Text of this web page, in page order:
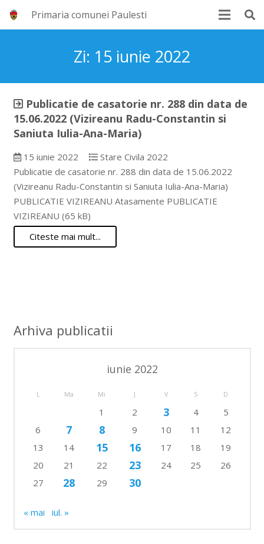
Primaria comunei Paulesti
Zi: 15 iunie 2022
Publicatie de casatorie nr. 288 din data de
15.06.2022 (Vizireanu Radu-Constantin si
Saniuta Iulia-Ana-Maria)
15 iunie 2022
Stare Civila 2022
Publicatie de casatorie nr. 288 din data de 15.06.2022
(Vizireanu Radu-Constantin si Saniuta Iulia-Ana-Maria)
PUBLICATIE VIZIREANU Atasamente PUBLICATIE
VIZIREANU (65 kB)
Citeste mai mult...
Arhiva publicatii
iunie 2022
L Ma Mi J V S D
1 2 3 4
5
6
7 8 9 10 11
12
13
14 15 16 17 18
19
20
21 22 23 24 25
26
27
28 29 30
« mai iul. »